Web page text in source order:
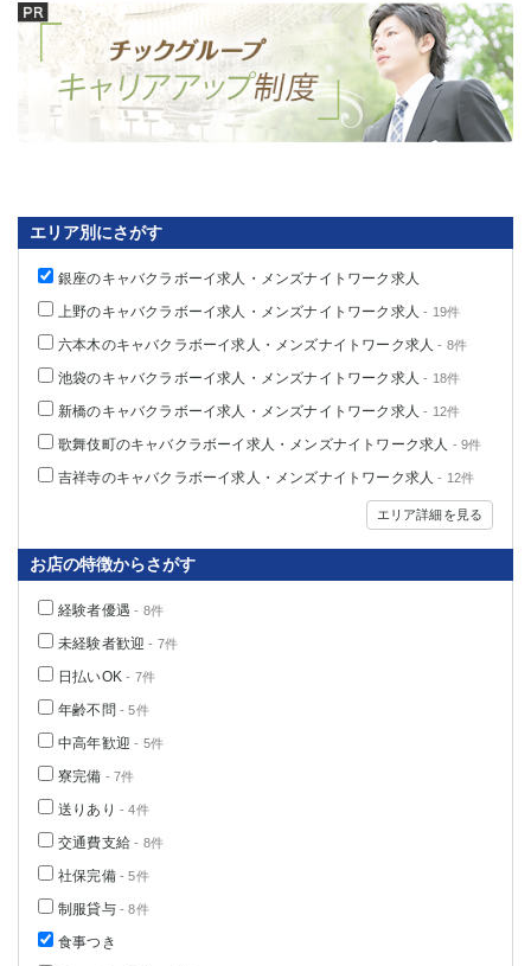
エリア別にさがす
銀座のキャバクラボーイ求人・メンズナイトワーク求人
上野のキャバクラボーイ求人・メンズナイトワーク求人 - 19件
六本木のキャバクラボーイ求人・メンズナイトワーク求人 - 8件
池袋のキャバクラボーイ求人・メンズナイトワーク求人 - 18件
新橋のキャバクラボーイ求人・メンズナイトワーク求人 - 12件
歌舞伎町のキャバクラボーイ求人・メンズナイトワーク求人 - 9件
吉祥寺のキャバクラボーイ求人・メンズナイトワーク求人 - 12件
エリア詳細を見る
お店の特徴からさがす
経験者優遇 - 8件
未経験者歓迎 - 7件
日払いOK - 7件
年齢不問 - 5件
中高年歓迎 - 5件
寮完備 - 7件
送りあり - 4件
交通費支給 - 8件
社保完備- 5件
制服貸与- 8件
食事つき